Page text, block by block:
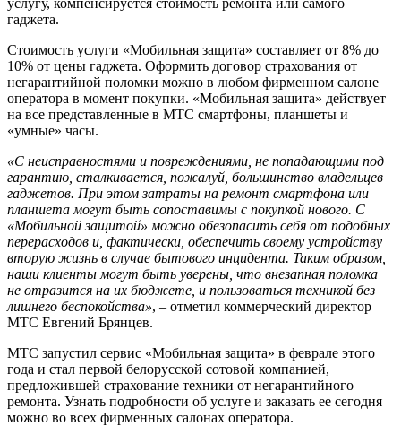
гаджета.
Стоимость услуги «Мобильная защита» составляет от 8% до
10% от цены гаджета. Оформить договор страхования от
негарантийной поломки можно в любом фирменном салоне
оператора в момент покупки. «Мобильная защита» действует
на все представленные в МТС смартфоны, планшеты и
«умные» часы.
«С неисправностями и повреждениями, не попадающими под
гарантию, сталкивается, пожалуй, большинство владельцев
гаджетов. При этом затраты на ремонт смартфона или
планшета могут быть сопоставимы с покупкой нового. С
«Мобильной защитой» можно обезопасить себя от подобных
перерасходов и, фактически, обеспечить своему устройству
вторую жизнь в случае бытового инцидента. Таким образом,
наши клиенты могут быть уверены, что внезапная поломка
не отразится на их бюджете, и пользоваться техникой без
лишнего беспокойства», – отметил коммерческий директор
МТС Евгений Брянцев.
МТС запустил сервис «Мобильная защита» в феврале этого
года и стал первой белорусской сотовой компанией,
предложившей страхование техники от негарантийного
ремонта. Узнать подробности об услуге и заказать ее сегодня
можно во всех фирменных салонах оператора.